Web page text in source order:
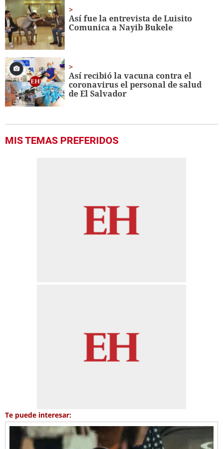
1
minute,
56
seconds
Así fue la entrevista de Luisito
Comunica a Nayib Bukele
Así recibió la vacuna contra el
coronavirus el personal de salud
de El Salvador
MIS TEMAS PREFERIDOS
Te puede interesar: